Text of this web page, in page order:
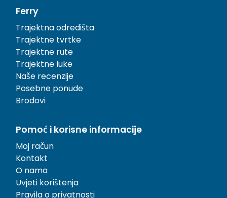
Ferry
Trajektna odredišta
Trajektne tvrtke
Trajektne rute
Trajektne luke
Naše recenzije
Posebne ponude
Brodovi
Pomoć i korisne informacije
Moj račun
Kontakt
O nama
Uvjeti korištenja
Pravila o privatnosti